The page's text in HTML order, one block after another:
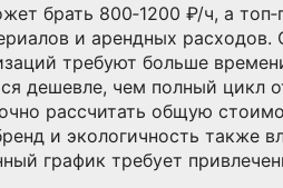
брать 800‑1200 ₽/ч, а
и арендных
требуют больше
дешевле, чем полный цикл
рассчитать общую
и экологичность также
график требует